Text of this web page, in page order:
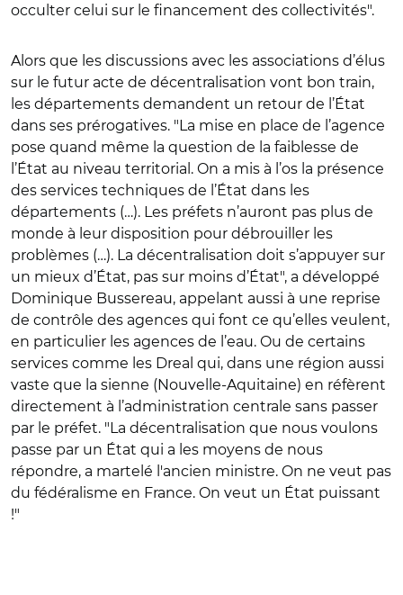
occulter celui sur le financement des collectivités".
Alors que les discussions avec les associations d’élus
sur le futur acte de décentralisation vont bon train,
les départements demandent un retour de l’État
dans ses prérogatives. "La mise en place de l’agence
pose quand même la question de la faiblesse de
l’État au niveau territorial. On a mis à l’os la présence
des services techniques de l’État dans les
départements (…). Les préfets n’auront pas plus de
monde à leur disposition pour débrouiller les
problèmes (…). La décentralisation doit s’appuyer sur
un mieux d’État, pas sur moins d’État", a développé
Dominique Bussereau, appelant aussi à une reprise
de contrôle des agences qui font ce qu’elles veulent,
en particulier les agences de l’eau. Ou de certains
services comme les Dreal qui, dans une région aussi
vaste que la sienne (Nouvelle-Aquitaine) en réfèrent
directement à l’administration centrale sans passer
par le préfet. "La décentralisation que nous voulons
passe par un État qui a les moyens de nous
répondre, a martelé l'ancien ministre. On ne veut pas
du fédéralisme en France. On veut un État puissant
!"